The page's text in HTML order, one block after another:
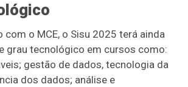
com o MCE, o Sisu 2025 terá ainda
grau tecnológico em cursos como:
gestão de dados, tecnologia da
dos dados; análise e